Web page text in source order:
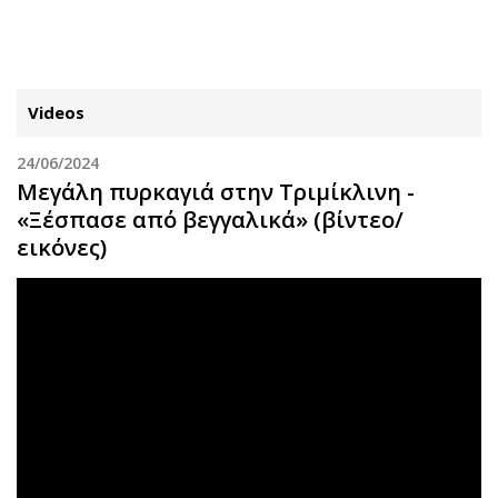
ΚΑΤΗΓΟΡΙΕΣ ΣΥΝΔΕΣΗ
Κύπρος
Παιδεία
Απόψεις
Videos
24/06/2024
Μεγάλη πυρκαγιά στην Τριμίκλινη -
«Ξέσπασε από βεγγαλικά» (βίντεο/
εικόνες)